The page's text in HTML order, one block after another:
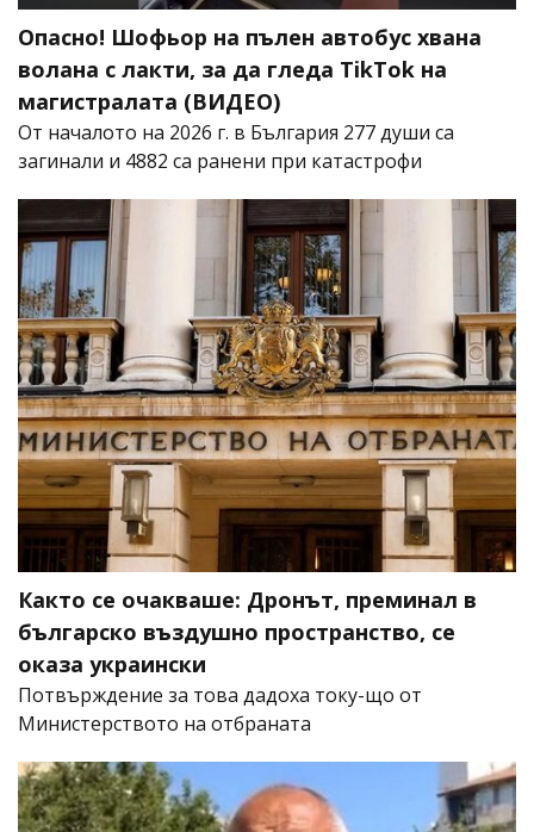
Опасно! Шофьор на пълен автобус хвана
волана с лакти, за да гледа TikTok на
магистралата (ВИДЕО)
От началото на 2026 г. в България 277 души са
загинали и 4882 са ранени при катастрофи
Както се очакваше: Дронът, преминал в
българско въздушно пространство, се
оказа украински
Потвърждение за това дадоха току-що от
Министерството на отбраната